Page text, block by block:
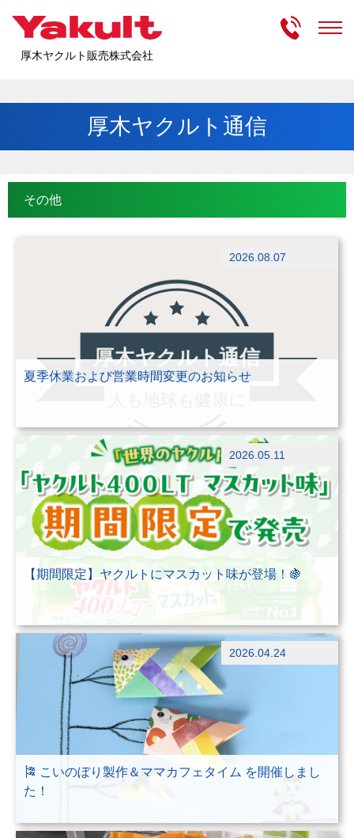
厚木ヤクルト販売株式会社
受付時
厚木ヤクルト通信
その他
2026.08.07
夏季休業および営業時間変更のお知らせ
2026.05.11
【期間限定】ヤクルトにマスカット味が登場！🍇
その他
未分類
2026.04.24
🎏 こいのぼり製作＆ママカフェタイム を開催しまし
た！